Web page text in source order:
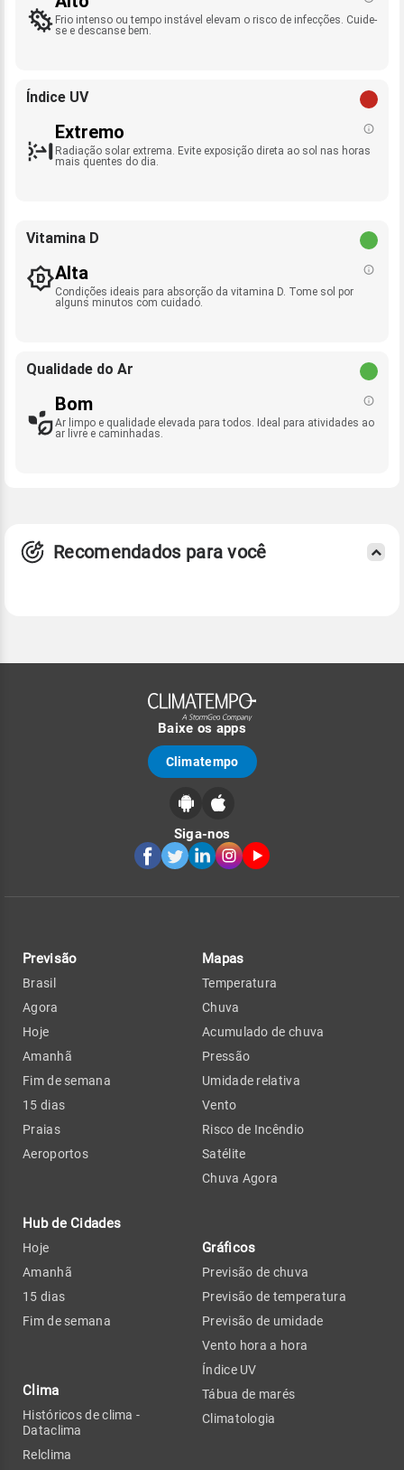
Frio intenso ou tempo instável elevam o risco de infecções. Cuide-
se e descanse bem.
Índice UV
Extremo
Radiação solar extrema. Evite exposição direta ao sol nas horas
mais quentes do dia.
Vitamina D
Alta
Condições ideais para absorção da vitamina D. Tome sol por
alguns minutos com cuidado.
Qualidade do Ar
Bom
Ar limpo e qualidade elevada para todos. Ideal para atividades ao
ar livre e caminhadas.
Recomendados para você
Baixe os apps
Climatempo
Siga-nos
Previsão
Brasil
Agora
Hoje
Amanhã
Fim de semana
15 dias
Praias
Aeroportos
Hub de Cidades
Hoje
Amanhã
15 dias
Fim de semana
Clima
Históricos de clima -
Dataclima
Relclima
Mapas
Temperatura
Chuva
Acumulado de chuva
Pressão
Umidade relativa
Vento
Risco de Incêndio
Satélite
Chuva Agora
Gráficos
Previsão de chuva
Previsão de temperatura
Previsão de umidade
Vento hora a hora
Índice UV
Tábua de marés
Climatologia